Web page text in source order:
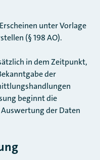
unter Vorlage
(§ 198 AO).
in dem Zeitpunkt,
der
beginnt die
der Daten